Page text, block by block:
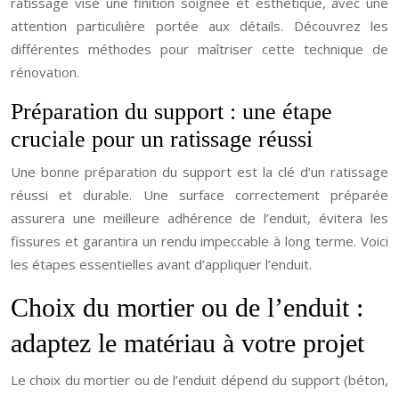
attention particulière portée aux détails. Découvrez les
différentes méthodes pour maîtriser cette technique de
rénovation.
Préparation du support : une étape
cruciale pour un ratissage réussi
Une bonne préparation du support est la clé d’un ratissage
réussi et durable. Une surface correctement préparée
assurera une meilleure adhérence de l’enduit, évitera les
fissures et garantira un rendu impeccable à long terme. Voici
les étapes essentielles avant d’appliquer l’enduit.
Choix du mortier ou de l’enduit :
adaptez le matériau à votre projet
Le choix du mortier ou de l’enduit dépend du support (béton,